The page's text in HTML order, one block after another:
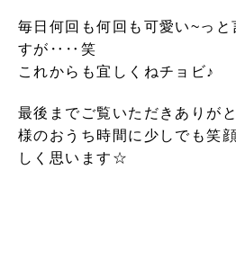
毎日何回も何回も可愛い~っ
すが‥‥笑
これからも宜しくねチョビ♪
最後までご覧いただきありが
様のおうち時間に少しでも笑
しく思います☆